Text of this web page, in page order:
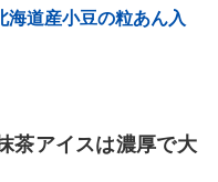
海道産小豆の粒あん入
茶アイスは濃厚で大